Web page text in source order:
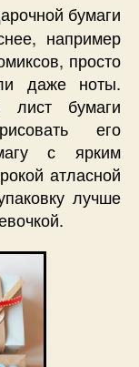
бумаги
например
просто
даже ноты.
лист бумаги
его
с ярким
атласной
лучше